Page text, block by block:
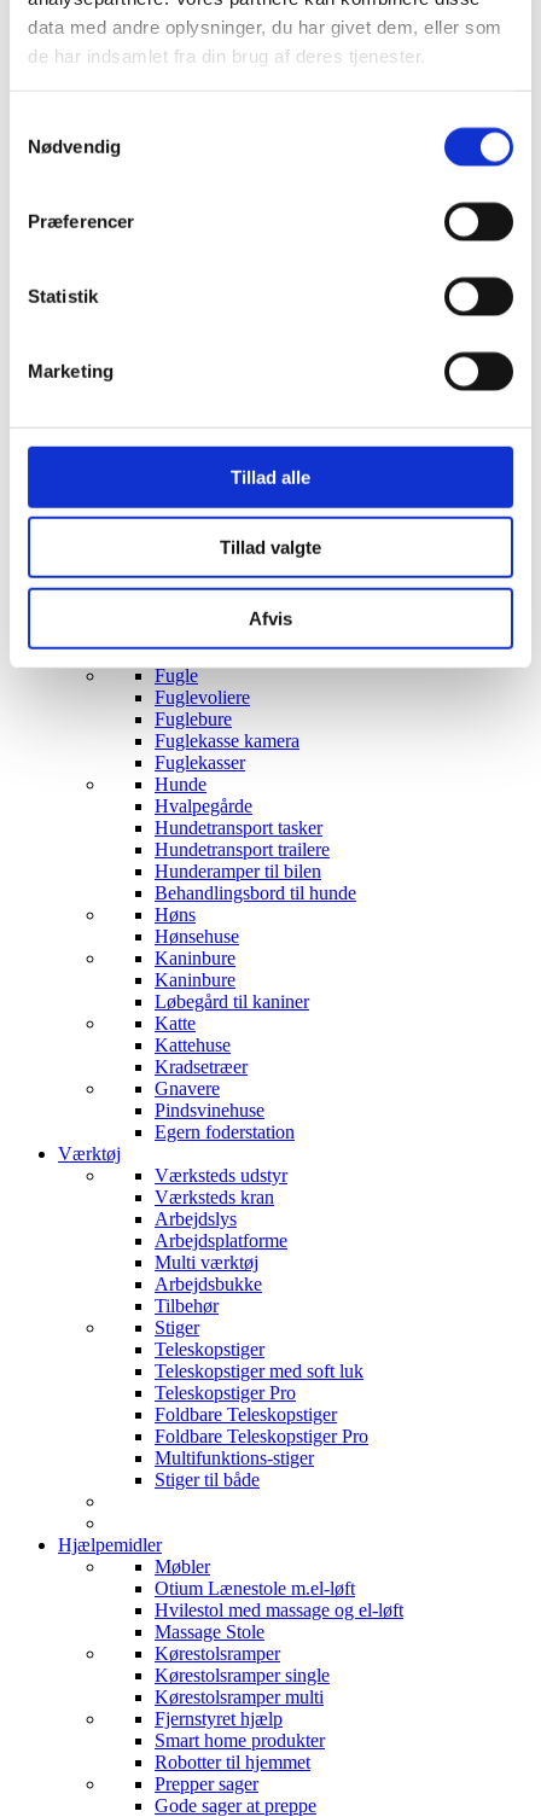
data med andre oplysninger, du har givet dem, eller som
de har indsamlet fra din brug af deres tjenester.
Nødvendig
Præferencer
Statistik
Marketing
Tillad alle
Tillad valgte
Afvis
Borde & stole
Sofaer & lænestole
Belysning Børn
Belysning Børneværelse
Indendørs leg og spil
Legetøj
Robotter til Børn
Transport til børn
Cykelanhænger til Børn
Institution trækvogne
Husdyr
Fugle
Fuglevoliere
Fuglebure
Fuglekasse kamera
Fuglekasser
Hunde
Hvalpegårde
Hundetransport tasker
Hundetransport trailere
Hunderamper til bilen
Behandlingsbord til hunde
Høns
Hønsehuse
Kaninbure
Kaninbure
Løbegård til kaniner
Katte
Kattehuse
Kradsetræer
Gnavere
Pindsvinehuse
Egern foderstation
Værktøj
Værksteds udstyr
Værksteds kran
Arbejdslys
Arbejdsplatforme
Multi værktøj
Arbejdsbukke
Tilbehør
Stiger
Teleskopstiger
Teleskopstiger med soft luk
Teleskopstiger Pro
Foldbare Teleskopstiger
Foldbare Teleskopstiger Pro
Multifunktions-stiger
Stiger til både
Hjælpemidler
Møbler
Otium Lænestole m.el-løft
Hvilestol med massage og el-løft
Massage Stole
Kørestolsramper
Kørestolsramper single
Kørestolsramper multi
Fjernstyret hjælp
Smart home produkter
Robotter til hjemmet
Prepper sager
Gode sager at preppe